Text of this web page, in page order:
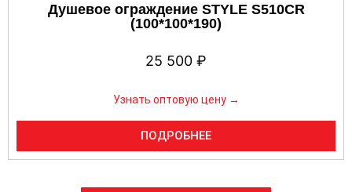
Душевое ограждение STYLE S510CR
(100*100*190)
25 500 ₽
Узнать оптовую цену →
ПОДРОБНЕЕ